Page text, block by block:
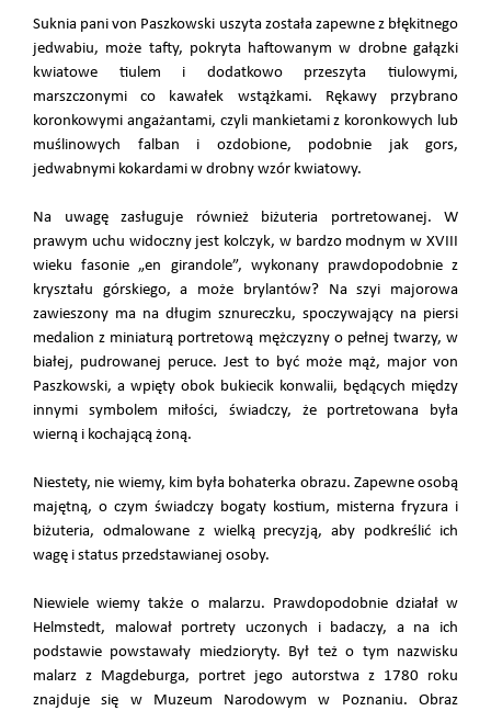
Suknia pani von Paszkowski uszyta została zapewne z błękitnego
jedwabiu, może tafty, pokryta haftowanym w drobne gałązki
kwiatowe tiulem i dodatkowo przeszyta tiulowymi,
marszczonymi co kawałek wstążkami. Rękawy przybrano
koronkowymi angażantami, czyli mankietami z koronkowych lub
muślinowych falban i ozdobione, podobnie jak gors,
jedwabnymi kokardami w drobny wzór kwiatowy.
Na uwagę zasługuje również biżuteria portretowanej. W
prawym uchu widoczny jest kolczyk, w bardzo modnym w XVIII
wieku fasonie „en girandole”, wykonany prawdopodobnie z
kryształu górskiego, a może brylantów? Na szyi majorowa
zawieszony ma na długim sznureczku, spoczywający na piersi
medalion z miniaturą portretową mężczyzny o pełnej twarzy, w
białej, pudrowanej peruce. Jest to być może mąż, major von
Paszkowski, a wpięty obok bukiecik konwalii, będących między
innymi symbolem miłości, świadczy, że portretowana była
wierną i kochającą żoną.
Niestety, nie wiemy, kim była bohaterka obrazu. Zapewne osobą
majętną, o czym świadczy bogaty kostium, misterna fryzura i
biżuteria, odmalowane z wielką precyzją, aby podkreślić ich
wagę i status przedstawianej osoby.
Niewiele wiemy także o malarzu. Prawdopodobnie działał w
Helmstedt, malował portrety uczonych i badaczy, a na ich
podstawie powstawały miedzioryty. Był też o tym nazwisku
malarz z Magdeburga, portret jego autorstwa z 1780 roku
znajduje się w Muzeum Narodowym w Poznaniu. Obraz